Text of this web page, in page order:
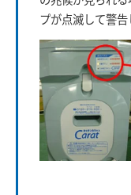
プが点滅して警告